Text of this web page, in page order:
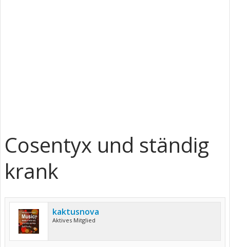
Cosentyx und ständig
krank
kaktusnova
Aktives Mitglied